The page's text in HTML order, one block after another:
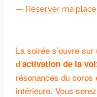
— Réserver ma place
La soirée s’ouvre
d’activation de la
résonances du
intérieure. Vous